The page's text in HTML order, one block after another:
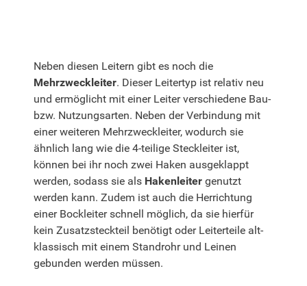
Neben diesen Leitern gibt es noch die
Mehrzweckleiter. Dieser Leitertyp ist relativ neu
und ermöglicht mit einer Leiter verschiedene Bau-
bzw. Nutzungsarten. Neben der Verbindung mit
einer weiteren Mehrzweckleiter, wodurch sie
ähnlich lang wie die 4-teilige Steckleiter ist,
können bei ihr noch zwei Haken ausgeklappt
werden, sodass sie als Hakenleiter genutzt
werden kann. Zudem ist auch die Herrichtung
einer Bockleiter schnell möglich, da sie hierfür
kein Zusatzsteckteil benötigt oder Leiterteile alt-
klassisch mit einem Standrohr und Leinen
gebunden werden müssen.